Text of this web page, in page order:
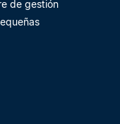
de gestión